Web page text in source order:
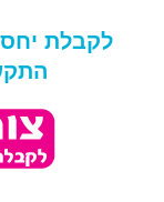
לקבלת